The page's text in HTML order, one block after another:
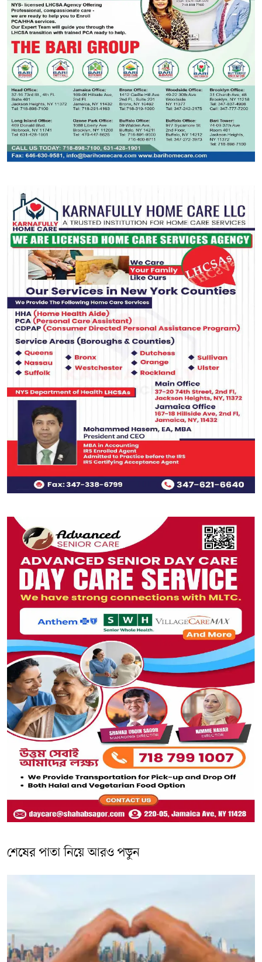
শেষের পাতা নিয়ে আরও পড়ুন